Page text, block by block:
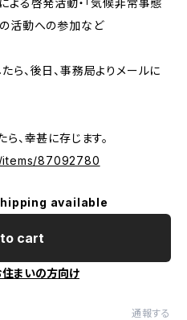
よる啓発活動・「気候非常事態
活動への参加など
ら、後日、事務局よりメールに
、幸甚に存じます。
87092780
available
cart
まいの方向け
通報する